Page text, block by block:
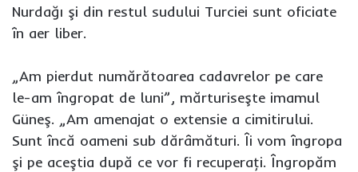
Nurdağı şi din restul sudului Turciei sunt oficiate
în aer liber.
„Am pierdut numărătoarea cadavrelor pe care
le-am îngropat de luni”, mărturiseşte imamul
Güneş. „Am amenajat o extensie a cimitirului.
Sunt încă oameni sub dărâmături. Îi vom îngropa
şi pe aceştia după ce vor fi recuperaţi. Îngropăm